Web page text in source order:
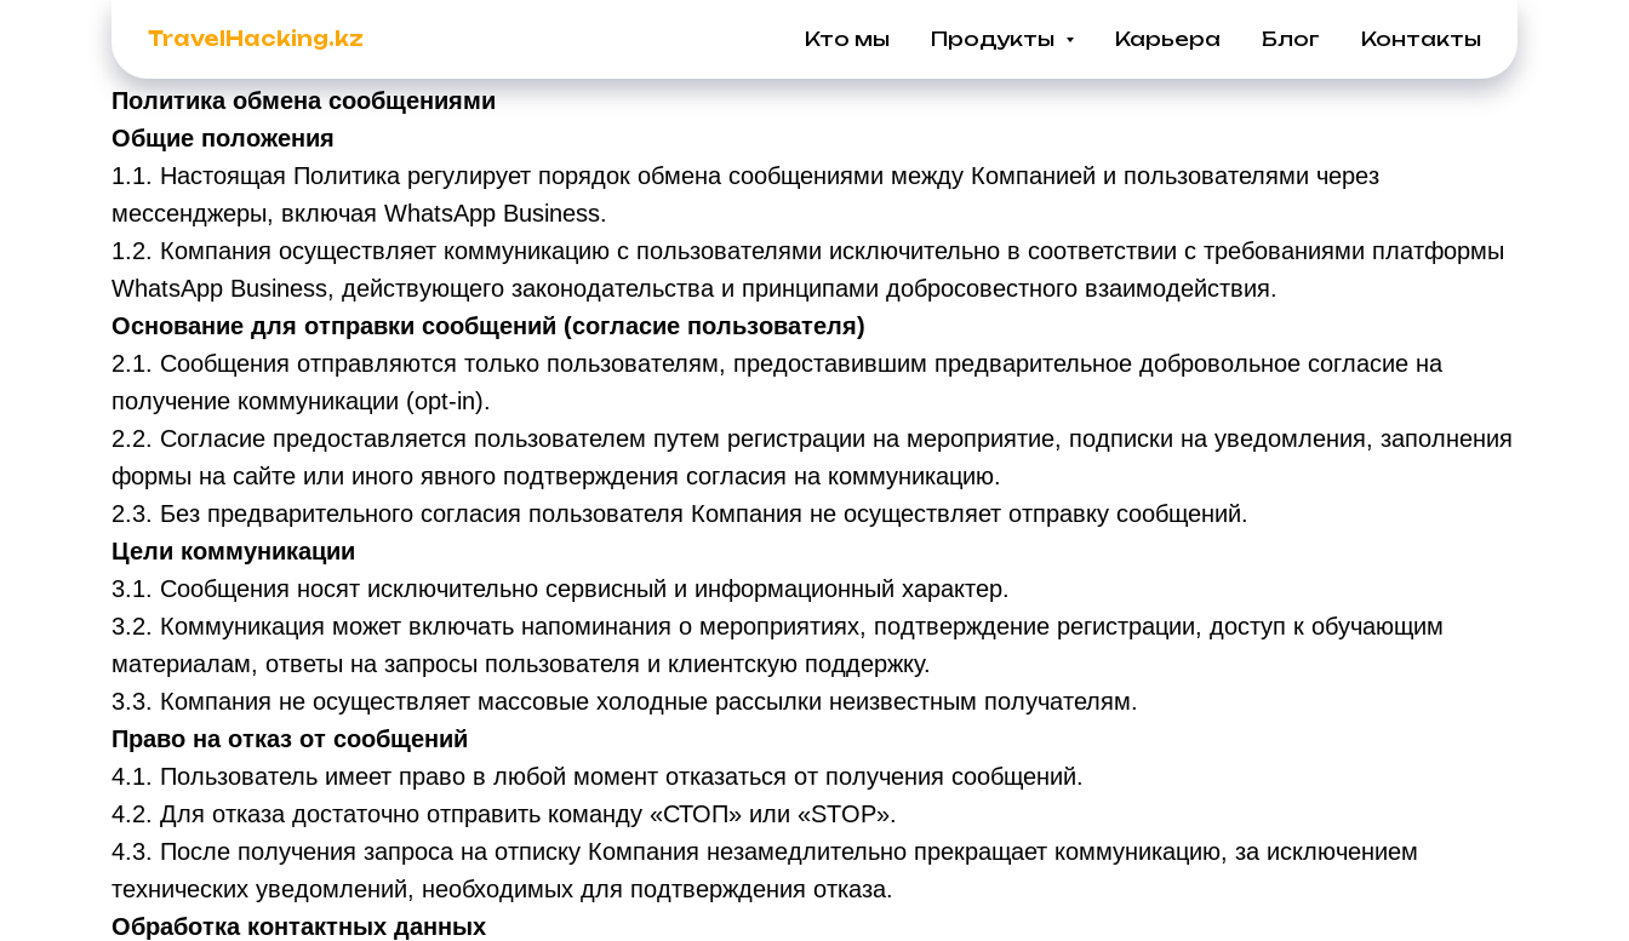
TravelHacking.kz Кто мы Продукты Карьера Блог Контакты
Политика обмена сообщениями
Общие положения
1.1. Настоящая Политика регулирует порядок обмена сообщениями между Компанией и пользователями через
мессенджеры, включая WhatsApp Business.
1.2. Компания осуществляет коммуникацию с пользователями исключительно в соответствии с требованиями платформы
WhatsApp Business, действующего законодательства и принципами добросовестного взаимодействия.
Основание для отправки сообщений (согласие пользователя)
2.1. Сообщения отправляются только пользователям, предоставившим предварительное добровольное согласие на
получение коммуникации (opt-in).
2.2. Согласие предоставляется пользователем путем регистрации на мероприятие, подписки на уведомления, заполнения
формы на сайте или иного явного подтверждения согласия на коммуникацию.
2.3. Без предварительного согласия пользователя Компания не осуществляет отправку сообщений.
Цели коммуникации
3.1. Сообщения носят исключительно сервисный и информационный характер.
3.2. Коммуникация может включать напоминания о мероприятиях, подтверждение регистрации, доступ к обучающим
материалам, ответы на запросы пользователя и клиентскую поддержку.
3.3. Компания не осуществляет массовые холодные рассылки неизвестным получателям.
Право на отказ от сообщений
4.1. Пользователь имеет право в любой момент отказаться от получения сообщений.
4.2. Для отказа достаточно отправить команду «СТОП» или «STOP».
4.3. После получения запроса на отписку Компания незамедлительно прекращает коммуникацию, за исключением
технических уведомлений, необходимых для подтверждения отказа.
Обработка контактных данных